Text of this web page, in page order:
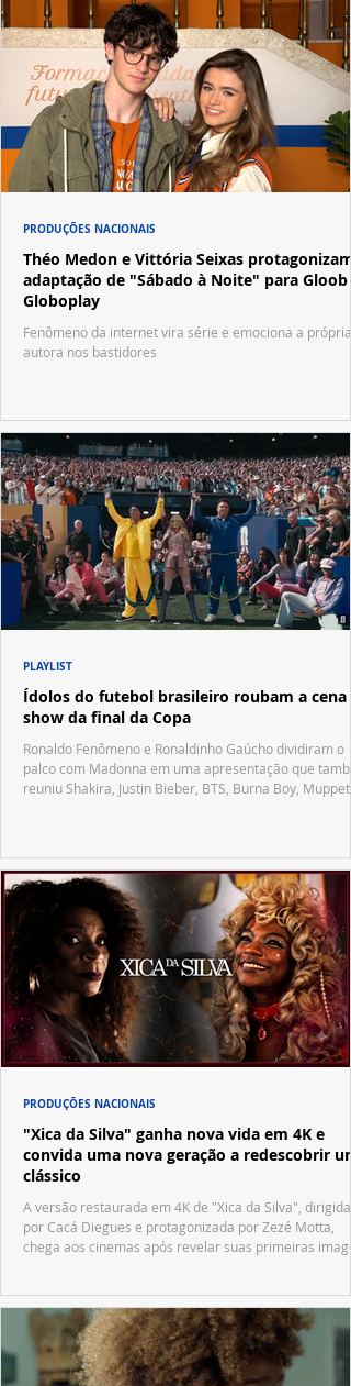
Théo Medon e Vittória Seixas protagonizam
adaptação de "Sábado à Noite" para Gloob e
Globoplay
Fenômeno da internet vira série e emociona a própria
autora nos bastidores
PRODUÇÕES NACIONAIS
Ídolos do futebol brasileiro roubam a cena
show da final da Copa
Ronaldo Fenômeno e Ronaldinho Gaúcho dividiram o
palco com Madonna em uma apresentação que
reuniu Shakira, Justin Bieber, BTS, Burna Boy, Muppets,
PLAYLIST
"Xica da Silva" ganha nova vida em 4K e
convida uma nova geração a redescobrir um
clássico
A versão restaurada em 4K de "Xica da Silva", dirigida
por Cacá Diegues e protagonizada por Zezé Motta,
chega aos cinemas após revelar suas primeiras
PRODUÇÕES NACIONAIS